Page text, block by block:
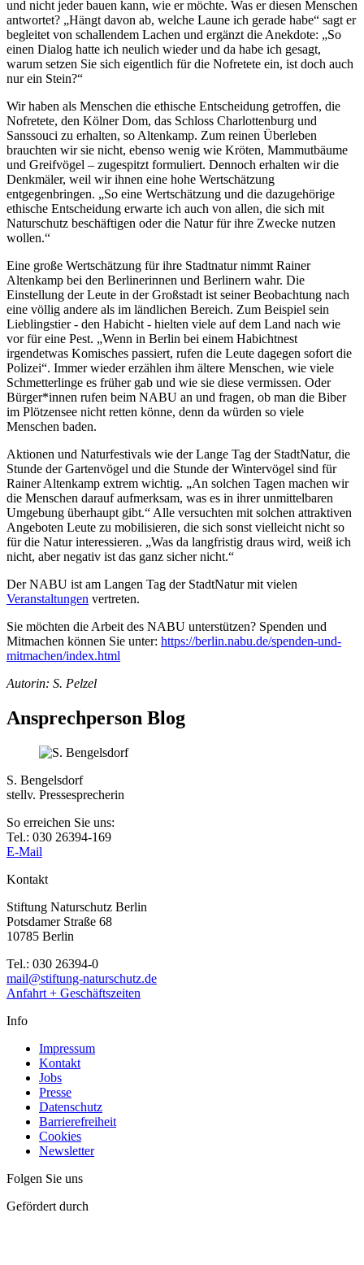
und nicht jeder bauen kann, wie er möchte. Was er diesen Menschen
antwortet? „Hängt davon ab, welche Laune ich gerade habe“ sagt er
begleitet von schallendem Lachen und ergänzt die Anekdote: „So
einen Dialog hatte ich neulich wieder und da habe ich gesagt,
warum setzen Sie sich eigentlich für die Nofretete ein, ist doch auch
nur ein Stein?“
Wir haben als Menschen die ethische Entscheidung getroffen, die
Nofretete, den Kölner Dom, das Schloss Charlottenburg und
Sanssouci zu erhalten, so Altenkamp. Zum reinen Überleben
brauchten wir sie nicht, ebenso wenig wie Kröten, Mammutbäume
und Greifvögel – zugespitzt formuliert. Dennoch erhalten wir die
Denkmäler, weil wir ihnen eine hohe Wertschätzung
entgegenbringen. „So eine Wertschätzung und die dazugehörige
ethische Entscheidung erwarte ich auch von allen, die sich mit
Naturschutz beschäftigen oder die Natur für ihre Zwecke nutzen
wollen.“
Eine große Wertschätzung für ihre Stadtnatur nimmt Rainer
Altenkamp bei den Berlinerinnen und Berlinern wahr. Die
Einstellung der Leute in der Großstadt ist seiner Beobachtung nach
eine völlig andere als im ländlichen Bereich. Zum Beispiel sein
Lieblingstier - den Habicht - hielten viele auf dem Land nach wie
vor für eine Pest. „Wenn in Berlin bei einem Habichtnest
irgendetwas Komisches passiert, rufen die Leute dagegen sofort die
Polizei“. Immer wieder erzählen ihm ältere Menschen, wie viele
Schmetterlinge es früher gab und wie sie diese vermissen. Oder
Bürger*innen rufen beim NABU an und fragen, ob man die Biber
im Plötzensee nicht retten könne, denn da würden so viele
Menschen baden.
Aktionen und Naturfestivals wie der Lange Tag der StadtNatur, die
Stunde der Gartenvögel und die Stunde der Wintervögel sind für
Rainer Altenkamp extrem wichtig. „An solchen Tagen machen wir
die Menschen darauf aufmerksam, was es in ihrer unmittelbaren
Umgebung überhaupt gibt.“ Alle versuchten mit solchen attraktiven
Angeboten Leute zu mobilisieren, die sich sonst vielleicht nicht so
für die Natur interessieren. „Was da langfristig draus wird, weiß ich
nicht, aber negativ ist das ganz sicher nicht.“
Der NABU ist am Langen Tag der StadtNatur mit vielen
Veranstaltungen vertreten.
Sie möchten die Arbeit des NABU unterstützen? Spenden und
Mitmachen können Sie unter: https://berlin.nabu.de/spenden-und-
mitmachen/index.html
Autorin: S. Pelzel
Ansprechperson Blog
S. Bengelsdorf
stellv. Pressesprecherin
So erreichen Sie uns:
Tel.: 030 26394-169
E-Mail
Kontakt
Stiftung Naturschutz Berlin
Potsdamer Straße 68
10785 Berlin
Tel.: 030 26394-0
mail@stiftung-naturschutz.de
Anfahrt + Geschäftszeiten
Info
Impressum
Kontakt
Jobs
Presse
Datenschutz
Barrierefreiheit
Cookies
Newsletter
Folgen Sie uns
Gefördert durch